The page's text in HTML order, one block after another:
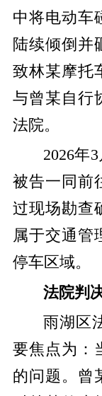
中将电动车
陆续倾倒并
致林某摩托
与曾某自行
法院。
2026年
被告一同前
过现场勘查
属于交通管
停车区域。
法院判
雨湖区
要焦点为：
的问题。曾